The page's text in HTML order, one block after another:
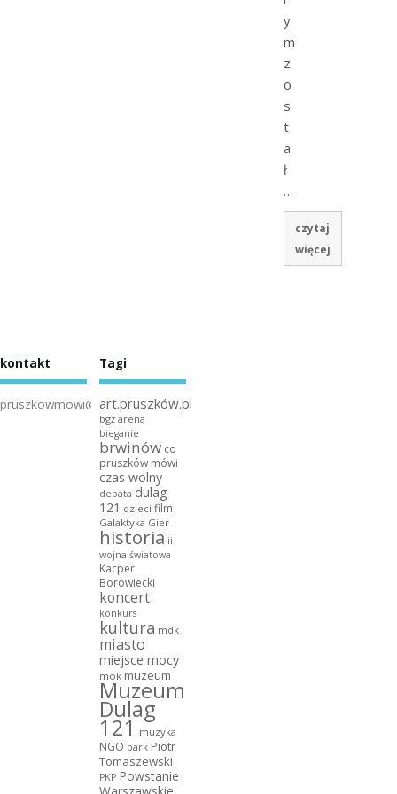
y
m
z
o
s
t
a
ł
…
czytaj
więcej
kontakt
pruszkowmowi@gmail.com
Tagi
art.pruszków.pl
bgż arena
bieganie
brwinów co
pruszków mówi
czas wolny
debata dulag
121 dzieci film
Galaktyka Gier
historia ii
wojna światowa
Kacper
Borowiecki
koncert
konkurs
kultura mdk
miasto
miejsce mocy
mok muzeum
Muzeum
Dulag
121 muzyka
NGO park Piotr
Tomaszewski
PKP Powstanie